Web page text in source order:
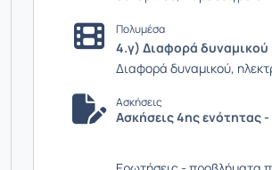
Πολυμέσα
4.γ) Διαφορά δυναμικού
Διαφορά δυναμικού,
Ασκήσεις
Ασκήσεις 4ης ενότητας